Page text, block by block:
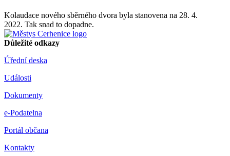
Kolaudace nového sběrného dvora byla stanovena na 28. 4.
2022. Tak snad to dopadne.
Důležité odkazy
Úřední deska
Události
Dokumenty
e-Podatelna
Portál občana
Kontakty